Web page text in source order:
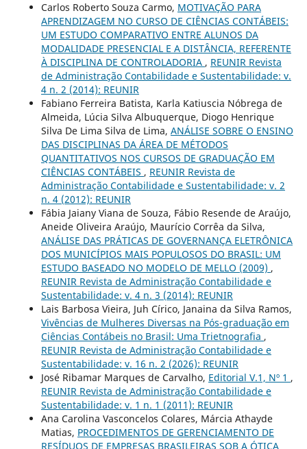
Carlos Roberto Souza Carmo, MOTIVAÇÃO PARA
APRENDIZAGEM NO CURSO DE CIÊNCIAS CONTÁBEIS:
UM ESTUDO COMPARATIVO ENTRE ALUNOS DA
MODALIDADE PRESENCIAL E A DISTÂNCIA, REFERENTE
À DISCIPLINA DE CONTROLADORIA , REUNIR Revista
de Administração Contabilidade e Sustentabilidade: v.
4 n. 2 (2014): REUNIR
Fabiano Ferreira Batista, Karla Katiuscia Nóbrega de
Almeida, Lúcia Silva Albuquerque, Diogo Henrique
Silva De Lima Silva de Lima, ANÁLISE SOBRE O ENSINO
DAS DISCIPLINAS DA ÁREA DE MÉTODOS
QUANTITATIVOS NOS CURSOS DE GRADUAÇÃO EM
CIÊNCIAS CONTÁBEIS , REUNIR Revista de
Administração Contabilidade e Sustentabilidade: v. 2
n. 4 (2012): REUNIR
Fábia Jaiany Viana de Souza, Fábio Resende de Araújo,
Aneide Oliveira Araújo, Maurício Corrêa da Silva,
ANÁLISE DAS PRÁTICAS DE GOVERNANÇA ELETRÔNICA
DOS MUNICÍPIOS MAIS POPULOSOS DO BRASIL: UM
ESTUDO BASEADO NO MODELO DE MELLO (2009) ,
REUNIR Revista de Administração Contabilidade e
Sustentabilidade: v. 4 n. 3 (2014): REUNIR
Lais Barbosa Vieira, Juh Círico, Janaina da Silva Ramos,
Vivências de Mulheres Diversas na Pós-graduação em
Ciências Contábeis no Brasil: Uma Trietnografia ,
REUNIR Revista de Administração Contabilidade e
Sustentabilidade: v. 16 n. 2 (2026): REUNIR
José Ribamar Marques de Carvalho, Editorial V.1, Nº 1 ,
REUNIR Revista de Administração Contabilidade e
Sustentabilidade: v. 1 n. 1 (2011): REUNIR
Ana Carolina Vasconcelos Colares, Márcia Athayde
Matias, PROCEDIMENTOS DE GERENCIAMENTO DE
RESÍDUOS DE EMPRESAS BRASILEIRAS SOB A ÓTICA